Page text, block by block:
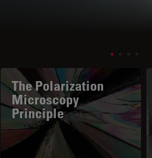
The Polarization
Microscopy
Principle